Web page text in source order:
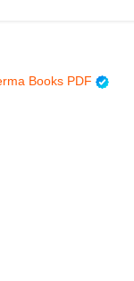
Books PDF